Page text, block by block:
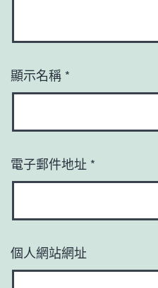
顯示名稱 *
電子郵件地址 *
個人網站網址